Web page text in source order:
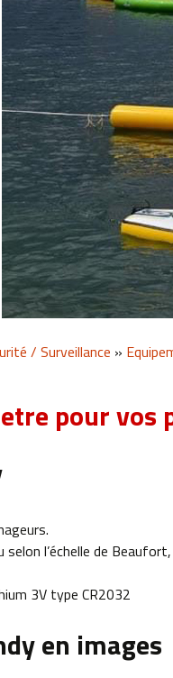
/ Surveillance »
pour vos
l’échelle de
3V type CR2032
en images